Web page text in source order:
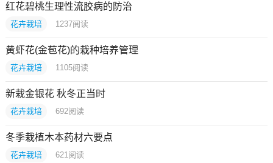
红花碧桃生理性流胶病的防治
花卉栽培 1237阅读
黄虾花(金苞花)的栽种培养管理
花卉栽培 1105阅读
新栽金银花 秋冬正当时
花卉栽培 692阅读
冬季栽植木本药材六要点
花卉栽培 621 阅读